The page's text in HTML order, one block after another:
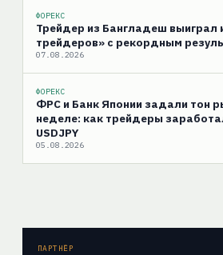
ФОРЕКС
Трейдер из Бангладеш выиграл
трейдеров» с рекордным
07.08.2026
ФОРЕКС
ФРС и Банк Японии задали тон
неделе: как трейдеры
USDJPY
05.08.2026
ПАРТНЁР